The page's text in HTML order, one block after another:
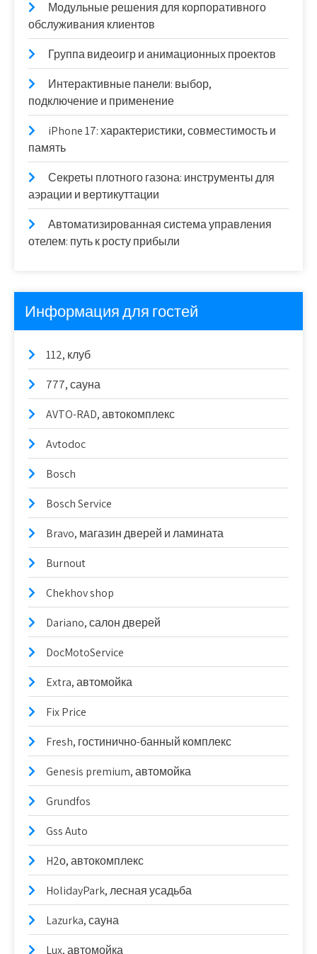
Модульные решения для корпоративного
обслуживания клиентов
Группа видеоигр и анимационных проектов
Интерактивные панели: выбор,
подключение и применение
iPhone 17: характеристики, совместимость и
память
Секреты плотного газона: инструменты для
аэрации и вертикуттации
Автоматизированная система управления
отелем: путь к росту прибыли
Информация для гостей
112, клуб
777, сауна
AVTO-RAD, автокомплекс
Avtodoc
Bosch
Bosch Service
Bravo, магазин дверей и ламината
Burnout
Chekhov shop
Dariano, салон дверей
DocMotoService
Extra, автомойка
Fix Price
Fresh, гостинично-банный комплекс
Genesis premium, автомойка
Grundfos
Gss Auto
H2о, автокомплекс
HolidayPark, лесная усадьба
Lazurka, сауна
Lux, автомойка